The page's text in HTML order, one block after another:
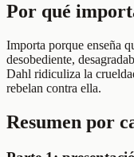
Por qué
Importa porque enseña
desobediente,
Dahl ridiculiza la
rebelan contra ella.
Resumen por